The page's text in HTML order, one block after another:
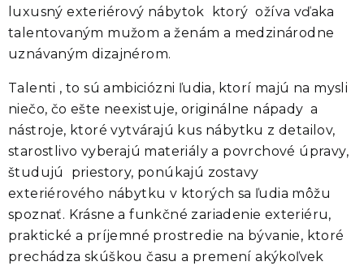
luxusný exteriérový nábytok ktorý ožíva vďaka
talentovaným mužom a ženám a medzinárodne
uznávaným dizajnérom.
Talenti , to sú ambiciózni ľudia, ktorí majú na mysli
niečo, čo ešte neexistuje, originálne nápady a
nástroje, ktoré vytvárajú kus nábytku z detailov,
starostlivo vyberajú materiály a povrchové úpravy,
študujú priestory, ponúkajú zostavy
exteriérového nábytku v ktorých sa ľudia môžu
spoznať. Krásne a funkčné zariadenie exteriéru,
praktické a príjemné prostredie na bývanie, ktoré
prechádza skúškou času a premení akýkoľvek